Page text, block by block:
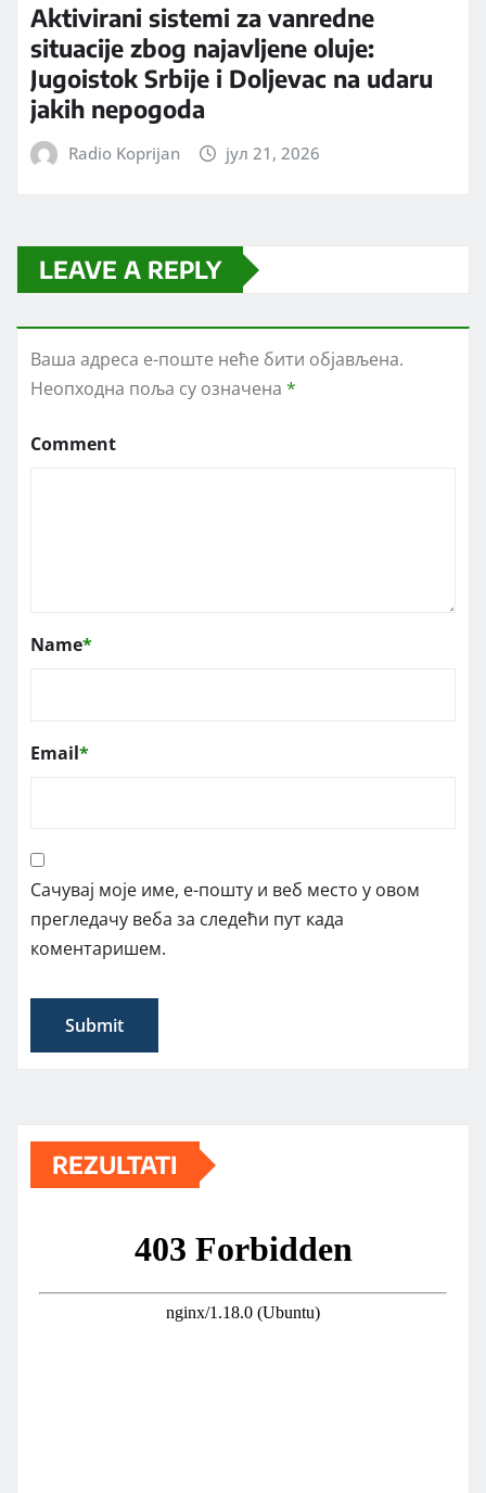
Aktivirani sistemi za vanredne
situacije zbog najavljene oluje:
Jugoistok Srbije i Doljevac na udaru
jakih nepogoda
Radio Koprijan јул 21, 2026
LEAVE A REPLY
Ваша адреса е-поште неће бити објављена.
Неопходна поља су означена *
Comment
Name*
Email*
Сачувај моје име, е-пошту и веб место у овом
прегледачу веба за следећи пут када
коментаришем.
REZULTATI